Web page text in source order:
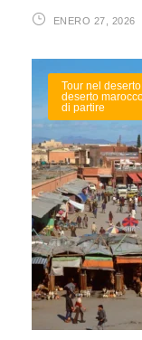
ENERO 27, 2026
Tour nel
deserto
di partire